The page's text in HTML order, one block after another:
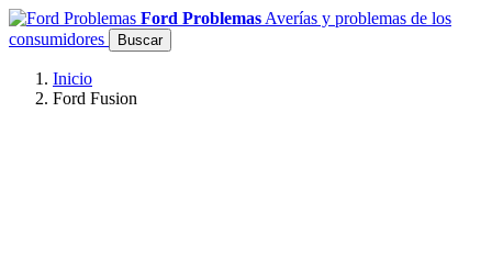
Ford Problemas Averías y problemas de los
consumidores
Buscar
Inicio
Ford Fusion